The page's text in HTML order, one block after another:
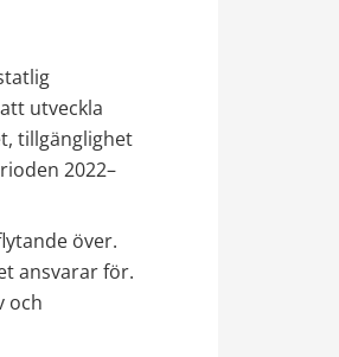
utveckla
tillgänglighet
2022–
över.
ansvarar för.
och